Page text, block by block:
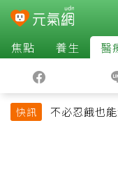
焦點 養生 醫
快訊
不必忍餓也